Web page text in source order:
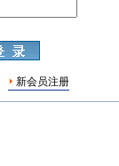
新会员注册